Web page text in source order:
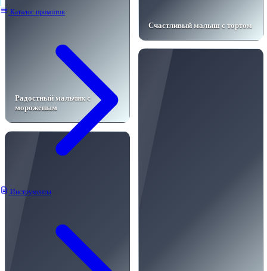
Каталог промптов
Инструменты
Радостный мальчик с
мороженым
Счастливый малыш с тортом